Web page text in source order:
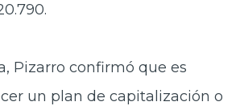
Pizarro confirmó que es
un plan de capitalización o